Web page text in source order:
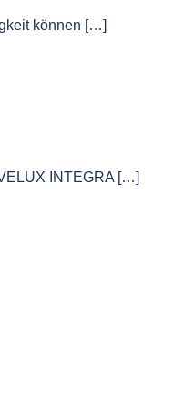
können […]
INTEGRA […]